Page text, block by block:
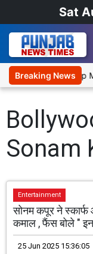
Sat
Breaking News
XI, Warm-Up
Sonam
Entertainment
सोनम कपूर ने
कमाल , फैंस बोले "
25 Jun 2025 15:36:05